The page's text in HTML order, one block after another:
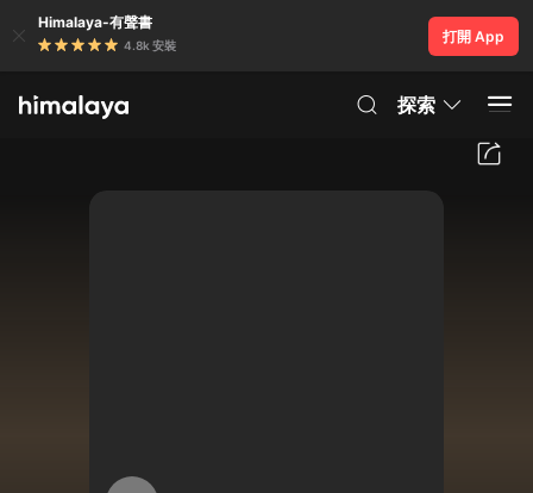
Himalaya-有聲書
4.8k 安裝
打開 App
探索